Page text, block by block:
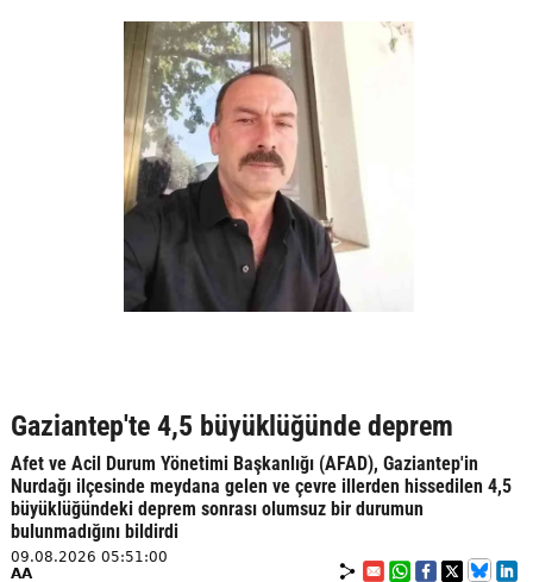
Gaziantep'te 4,5 büyüklüğünde deprem
Afet ve Acil Durum Yönetimi Başkanlığı (AFAD), Gaziantep'in
Nurdağı ilçesinde meydana gelen ve çevre illerden hissedilen 4,5
büyüklüğündeki deprem sonrası olumsuz bir durumun
bulunmadığını bildirdi
09.08.2026 05:51:00
AA